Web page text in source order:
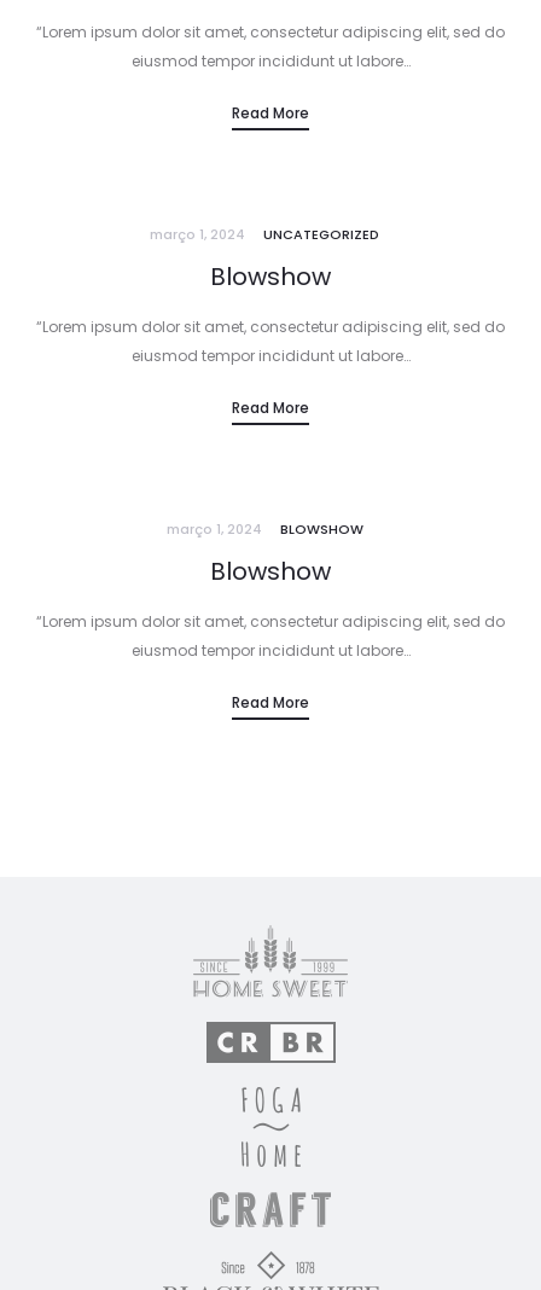
“Lorem ipsum dolor sit amet, consectetur adipiscing elit, sed do
eiusmod tempor incididunt ut labore…
Read More
março 1, 2024 UNCATEGORIZED
Blowshow
“Lorem ipsum dolor sit amet, consectetur adipiscing elit, sed do
eiusmod tempor incididunt ut labore…
Read More
março 1, 2024 BLOWSHOW
Blowshow
“Lorem ipsum dolor sit amet, consectetur adipiscing elit, sed do
eiusmod tempor incididunt ut labore…
Read More